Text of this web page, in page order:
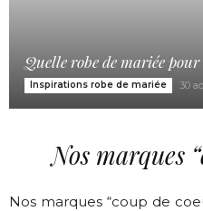
Quelle robe de mariée
Inspirations robe de mariée 30
Nos marques
Nos marques “coup de